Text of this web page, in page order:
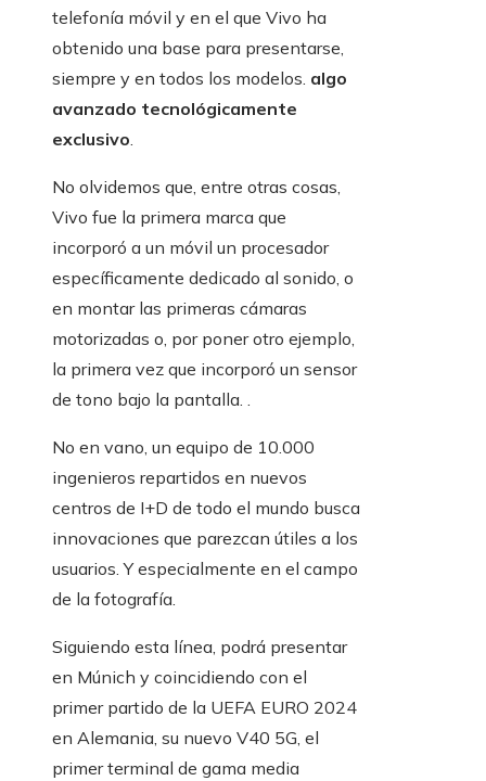
telefonía móvil y en el que Vivo ha
obtenido una base para presentarse,
siempre y en todos los modelos. algo
avanzado tecnológicamente
exclusivo.
No olvidemos que, entre otras cosas,
Vivo fue la primera marca que
incorporó a un móvil un procesador
específicamente dedicado al sonido, o
en montar las primeras cámaras
motorizadas o, por poner otro ejemplo,
la primera vez que incorporó un sensor
de tono bajo la pantalla. .
No en vano, un equipo de 10.000
ingenieros repartidos en nuevos
centros de I+D de todo el mundo busca
innovaciones que parezcan útiles a los
usuarios. Y especialmente en el campo
de la fotografía.
Siguiendo esta línea, podrá presentar
en Múnich y coincidiendo con el
primer partido de la UEFA EURO 2024
en Alemania, su nuevo V40 5G, el
primer terminal de gama media